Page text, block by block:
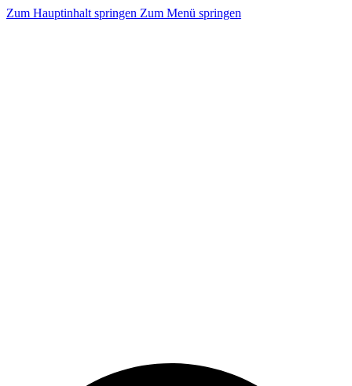
Zum Hauptinhalt springen Zum Menü springen